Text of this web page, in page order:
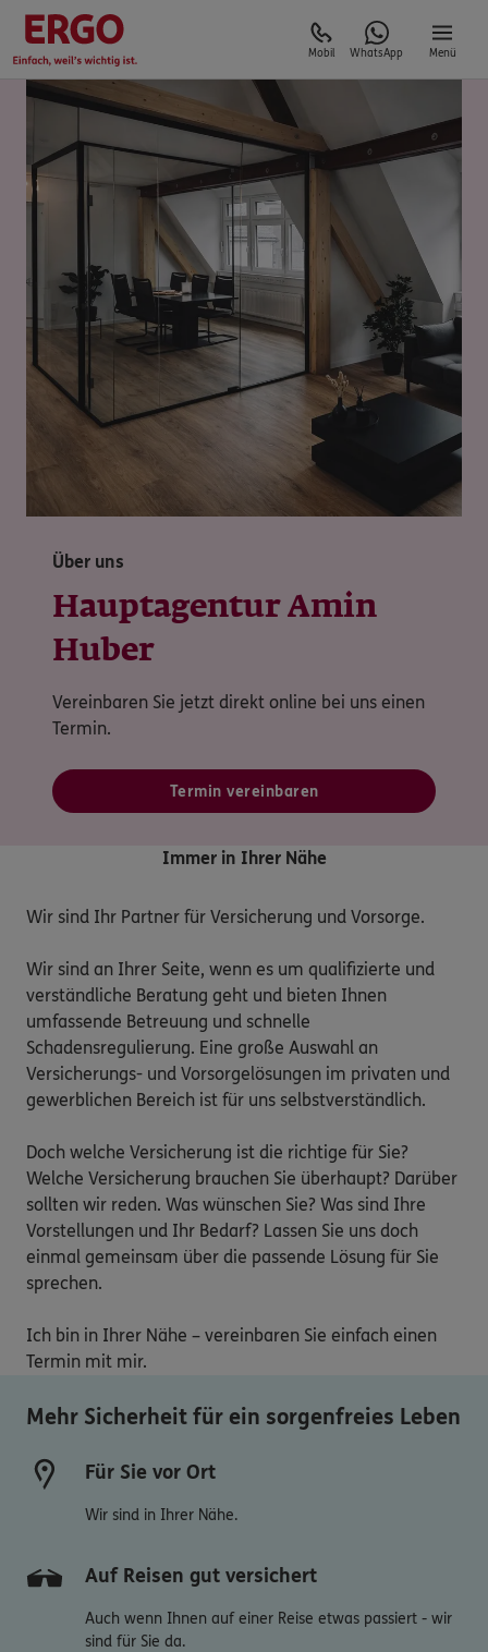
Mobil WhatsApp Menü
Über uns
Hauptagentur Amin
Huber
Vereinbaren Sie jetzt direkt online bei uns einen
Termin.
Termin vereinbaren
Immer in Ihrer Nähe
Wir sind Ihr Partner für Versicherung und Vorsorge.
Wir sind an Ihrer Seite, wenn es um qualifizierte und
verständliche Beratung geht und bieten Ihnen
umfassende Betreuung und schnelle
Schadensregulierung. Eine große Auswahl an
Versicherungs- und Vorsorgelösungen im privaten und
gewerblichen Bereich ist für uns selbstverständlich.
Doch welche Versicherung ist die richtige für Sie?
Welche Versicherung brauchen Sie überhaupt? Darüber
sollten wir reden. Was wünschen Sie? Was sind Ihre
Vorstellungen und Ihr Bedarf? Lassen Sie uns doch
einmal gemeinsam über die passende Lösung für Sie
sprechen.
Ich bin in Ihrer Nähe – vereinbaren Sie einfach einen
Termin mit mir.
Mehr Sicherheit für ein sorgenfreies Leben
Für Sie vor Ort
Wir sind in Ihrer Nähe.
Auf Reisen gut versichert
Auch wenn Ihnen auf einer Reise etwas passiert - wir
sind für Sie da.